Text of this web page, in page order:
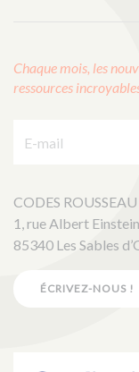
Chaque mois, les
ressources
CODES ROUSSEAU
1, rue Albert Einstein
85340 Les Sables
ÉCRIVEZ-NOUS !